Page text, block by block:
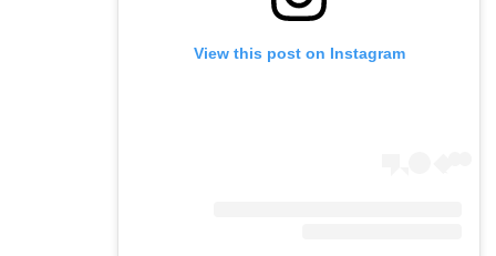
View this post on Instagram